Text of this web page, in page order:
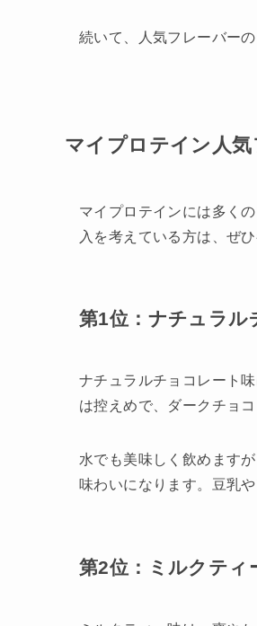
続いて、人気フレーバー
マイプロテイン人
マイプロテインには多く
入を考えている方は、ぜ
第1位：ナチュラル
ナチュラルチョコレート
は控えめで、ダークチョ
水でも美味しく飲めます
味わいになります。豆乳
第2位：ミルクティ